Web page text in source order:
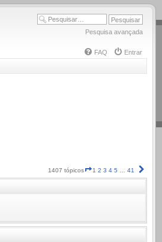
Pesquisa avançada
FAQ
Entrar
1407 tópicos Página
1
1 2 3 4 5 41